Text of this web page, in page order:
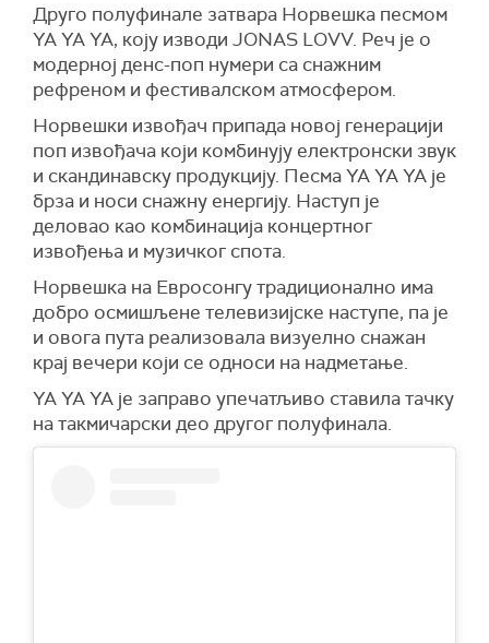
Друго полуфинале затвара Норвешка песмом
YA YA YA, коју изводи JONAS LOVV. Реч је о
модерној денс-поп нумери са снажним
рефреном и фестивалском атмосфером.
Норвешки извођач припада новој генерацији
поп извођача који комбинују електронски звук
и скандинавску продукцију. Песма YA YA YA је
брза и носи снажну енергију. Наступ је
деловао као комбинација концертног
извођења и музичког спота.
Норвешка на Евросонгу традиционално има
добро осмишљене телевизијске наступе, па је
и овога пута реализовала визуелно снажан
крај вечери који се односи на надметање.
YA YA YA је заправо упечатљиво ставила тачку
на такмичарски део другог полуфинала.